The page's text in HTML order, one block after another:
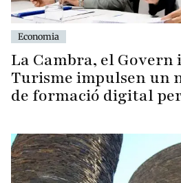
Economia
La Cambra, el
Turisme impulsen un
de formació digital